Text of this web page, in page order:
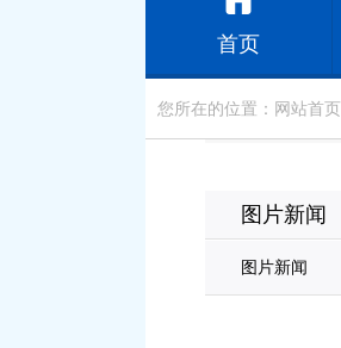
首页
您所在的位置： 网站首页
图片新闻
图片新闻